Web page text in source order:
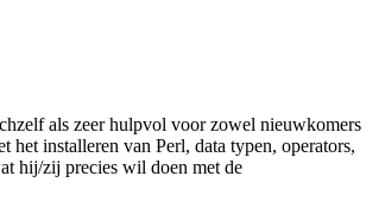
als zeer hulpvol voor zowel nieuwkomers
het installeren van Perl, data typen, operators,
hij/zij precies wil doen met de